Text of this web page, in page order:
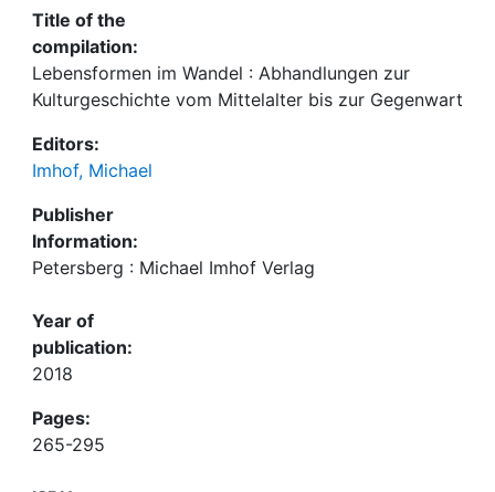
Title of the
compilation:
Lebensformen im Wandel : Abhandlungen zur
Kulturgeschichte vom Mittelalter bis zur Gegenwart
Editors:
Imhof, Michael
Publisher
Information:
Petersberg : Michael Imhof Verlag
Year of
publication:
2018
Pages:
265-295